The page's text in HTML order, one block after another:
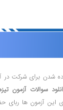
شدن برای شرکت در
این آزمون ها ربای